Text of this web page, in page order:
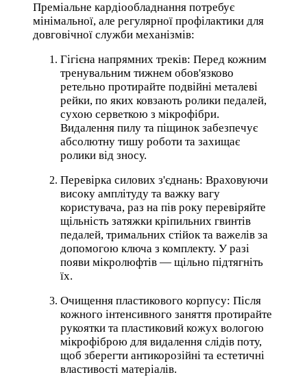
Преміальне кардіообладнання потребує
мінімальної, але регулярної профілактики для
довговічної служби механізмів:
Гігієна напрямних треків: Перед кожним
тренувальним тижнем обов'язково
ретельно протирайте подвійні металеві
рейки, по яких ковзають ролики педалей,
сухою серветкою з мікрофібри.
Видалення пилу та піщинок забезпечує
абсолютну тишу роботи та захищає
ролики від зносу.
Перевірка силових з'єднань: Враховуючи
високу амплітуду та важку вагу
користувача, раз на пів року перевіряйте
щільність затяжки кріпильних гвинтів
педалей, тримальних стійок та важелів за
допомогою ключа з комплекту. У разі
появи мікролюфтів — щільно підтягніть
їх.
Очищення пластикового корпусу: Після
кожного інтенсивного заняття протирайте
рукоятки та пластиковий кожух вологою
мікрофіброю для видалення слідів поту,
щоб зберегти антикорозійні та естетичні
властивості матеріалів.